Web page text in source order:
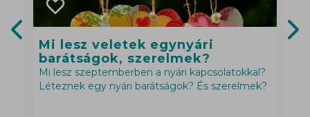
Mi lesz veletek egynyári
barátságok, szerelmek?
Mi lesz szeptemberben a nyári kapcsolatokkal?
Léteznek egy nyári barátságok? És szerelmek?
Previous slide